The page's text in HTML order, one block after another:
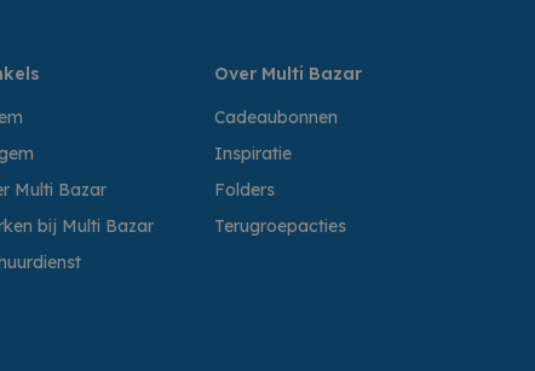
Multi Bazar
bij Multi Bazar
Over Multi Bazar
Cadeaubonnen
Inspiratie
Folders
Terugroepacties